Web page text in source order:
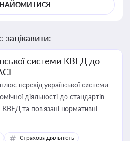
зацікавити:
системи КВЕД до
перехід української системи
діяльності до стандартів
КВЕД та пов'язані нормативні
Страхова діяльність